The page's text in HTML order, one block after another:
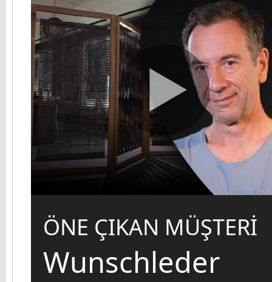
ÖNE ÇIKAN MÜŞTERİ
Wunschleder